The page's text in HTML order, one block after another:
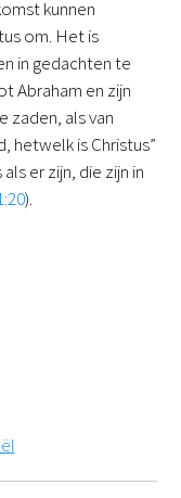
kunnen
om. Het is
in gedachten te
Abraham en zijn
zaden, als van
hetwelk is Christus”
er zijn, die zijn in
).